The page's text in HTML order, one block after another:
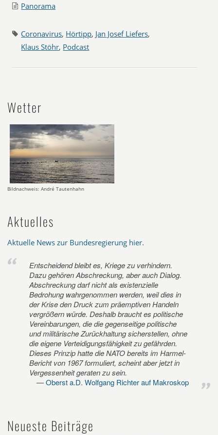
Panorama
Coronavirus, Hörtipp, Jan Josef Liefers,
Klaus Stöhr, Podcast
Wetter
Bildnachweis: André Tautenhahn
Aktuelles
Aktuelle News zur Bundesregierung hier.
Entscheidend bleibt es, Kriege zu verhindern.
Dazu gehören Abschreckung, aber auch Dialog.
Abschreckung darf nicht als existenzielle
Bedrohung wahrgenommen werden, weil dies in
der Krise den Druck zum präemptiven Handeln
vergrößern würde. Deshalb braucht es politische
Vereinbarungen, die die gegenseitige politische
und militärische Zurückhaltung sicherstellen, ohne
die eigene Verteidigungsfähigkeit zu gefährden.
Dieses Prinzip hatte die NATO bereits im Harmel-
Bericht von 1967 formuliert, scheint aber jetzt in
Vergessenheit geraten zu sein.
Oberst a.D. Wolfgang Richter auf Makroskop
Neueste Beiträge